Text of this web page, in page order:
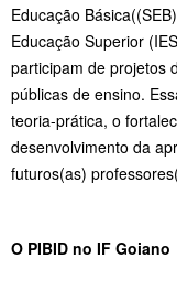
Educação
Educação Superior
participam de projetos
públicas de ensino.
teoria-prática, o
desenvolvimento da
futuros(as)
O PIBID no IF Goiano